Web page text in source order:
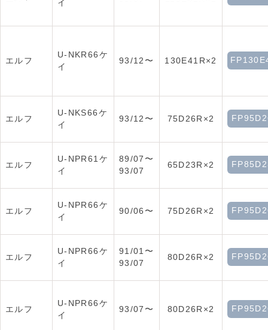
イ
エルフ
U-NKR66ケ
イ
93/12〜 130E41R×2
エルフ
U-NKS66ケ
イ
93/12〜 75D26R×2
エルフ
U-NPR61ケ
イ
89/07〜
93/07
65D23R×2
エルフ
U-NPR66ケ
イ
90/06〜 75D26R×2
エルフ
U-NPR66ケ
イ
91/01〜
93/07
80D26R×2
エルフ
U-NPR66ケ
イ
93/07〜 80D26R×2